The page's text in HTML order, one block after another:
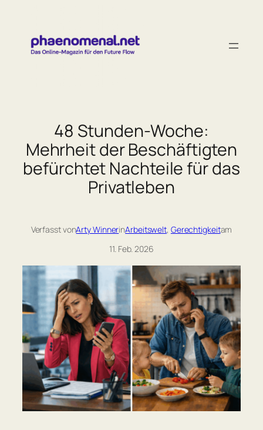
springen
48 Stunden-Woche:
Mehrheit der Beschäftigten
befürchtet Nachteile für das
Privatleben
Verfasst vonArty WinnerinArbeitswelt, Gerechtigkeitam
11. Feb. 2026